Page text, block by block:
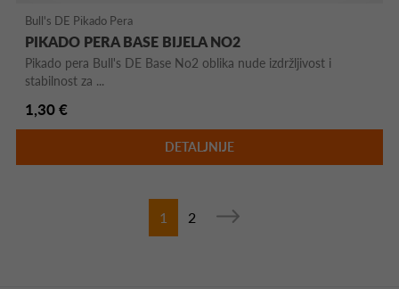
Bull's DE Pikado Pera
PIKADO PERA BASE BIJELA NO2
Pikado pera Bull's DE Base No2 oblika nude izdržljivost i
stabilnost za ...
1,30 €
DETALJNIJE
1 2